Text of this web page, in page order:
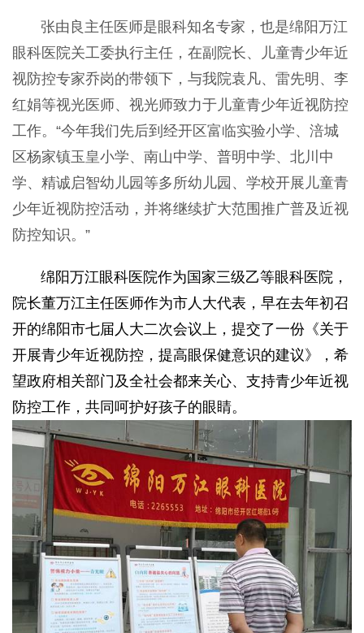
张由良主任医师是眼科知名专家，也是绵阳万江
眼科医院关工委执行主任，在副院长、儿童青少年近
视防控专家乔岗的带领下，与我院袁凡、雷先明、李
红娟等视光医师、视光师致力于儿童青少年近视防控
工作。“今年我们先后到经开区富临实验小学、涪城
区杨家镇玉皇小学、南山中学、普明中学、北川中
学、精诚启智幼儿园等多所幼儿园、学校开展儿童青
少年近视防控活动，并将继续扩大范围推广普及近视
防控知识。”
绵阳万江眼科医院作为国家三级乙等眼科医院，
院长董万江主任医师作为市人大代表，早在去年初召
开的绵阳市七届人大二次会议上，提交了一份《关于
开展青少年近视防控，提高眼保健意识的建议》，希
望政府相关部门及全社会都来关心、支持青少年近视
防控工作，共同呵护好孩子的眼睛。